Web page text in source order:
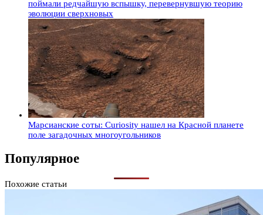
поймали редчайшую вспышку, перевернувшую теорию
эволюции сверхновых
Марсианские соты: Curiosity нашел на Красной планете
поле загадочных многоугольников
Популярное
Похожие статьи